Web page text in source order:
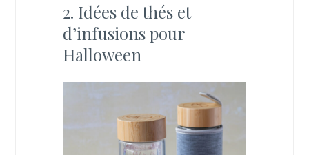
2. Idées de thés et
d’infusions pour
Halloween